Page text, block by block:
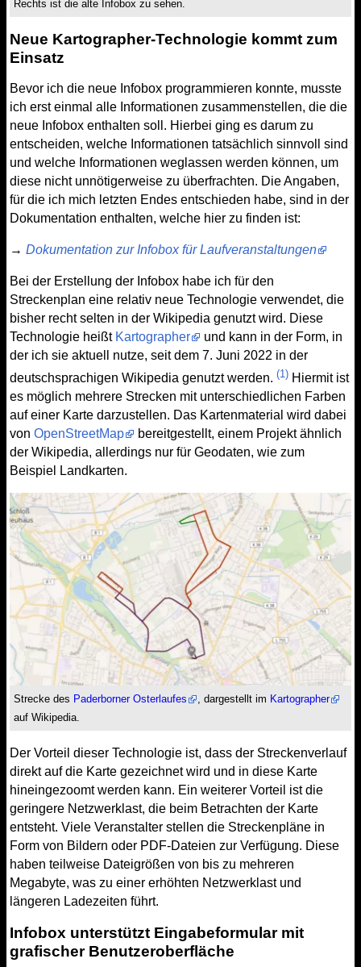
Rechts ist die alte Infobox zu sehen.
Neue Kartographer-Technologie kommt zum
Einsatz
Bevor ich die neue Infobox programmieren konnte, musste
ich erst einmal alle Informationen zusammenstellen, die die
neue Infobox enthalten soll. Hierbei ging es darum zu
entscheiden, welche Informationen tatsächlich sinnvoll sind
und welche Informationen weglassen werden können, um
diese nicht unnötigerweise zu überfrachten. Die Angaben,
für die ich mich letzten Endes entschieden habe, sind in der
Dokumentation enthalten, welche hier zu finden ist:
→ Dokumentation zur Infobox für Laufveranstaltungen
Bei der Erstellung der Infobox habe ich für den
Streckenplan eine relativ neue Technologie verwendet, die
bisher recht selten in der Wikipedia genutzt wird. Diese
Technologie heißt Kartographer
und kann in der Form, in
der ich sie aktuell nutze, seit dem 7. Juni 2022 in der
deutschsprachigen Wikipedia genutzt werden. (1) Hiermit ist
es möglich mehrere Strecken mit unterschiedlichen Farben
auf einer Karte darzustellen. Das Kartenmaterial wird dabei
von OpenStreetMap
bereitgestellt, einem Projekt ähnlich
der Wikipedia, allerdings nur für Geodaten, wie zum
Beispiel Landkarten.
Strecke des Paderborner Osterlaufes , dargestellt im Kartographer
auf Wikipedia.
Der Vorteil dieser Technologie ist, dass der Streckenverlauf
direkt auf die Karte gezeichnet wird und in diese Karte
hineingezoomt werden kann. Ein weiterer Vorteil ist die
geringere Netzwerklast, die beim Betrachten der Karte
entsteht. Viele Veranstalter stellen die Streckenpläne in
Form von Bildern oder PDF-Dateien zur Verfügung. Diese
haben teilweise Dateigrößen von bis zu mehreren
Megabyte, was zu einer erhöhten Netzwerklast und
längeren Ladezeiten führt.
Infobox unterstützt Eingabeformular mit
grafischer Benutzeroberfläche